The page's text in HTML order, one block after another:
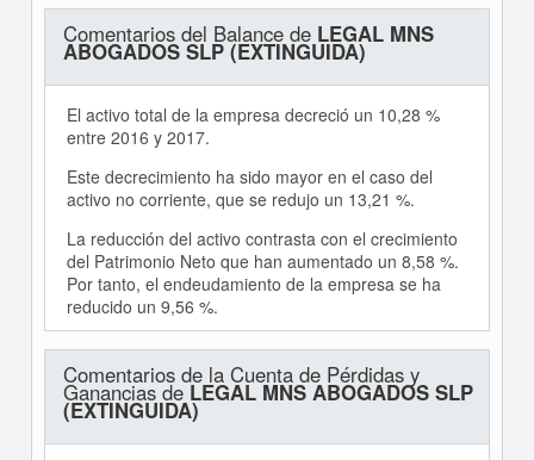
Comentarios del Balance de LEGAL MNS
ABOGADOS SLP (EXTINGUIDA)
El activo total de la empresa decreció un 10,28 %
entre 2016 y 2017.
Este decrecimiento ha sido mayor en el caso del
activo no corriente, que se redujo un 13,21 %.
La reducción del activo contrasta con el crecimiento
del Patrimonio Neto que han aumentado un 8,58 %.
Por tanto, el endeudamiento de la empresa se ha
reducido un 9,56 %.
Comentarios de la Cuenta de Pérdidas y
Ganancias deLEGAL MNS ABOGADOS SLP
(EXTINGUIDA)